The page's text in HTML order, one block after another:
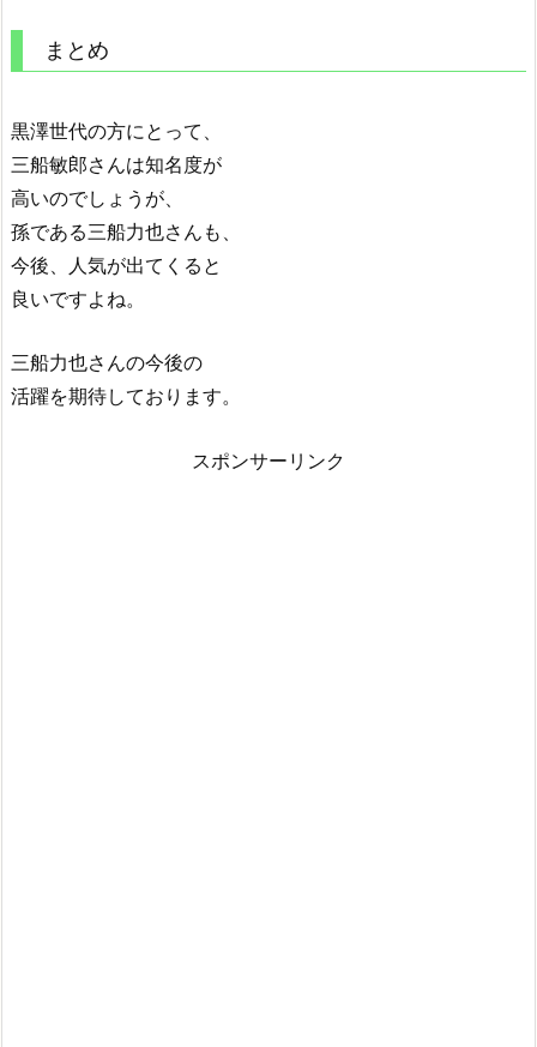
まとめ
黒澤世代の方にとって、
三船敏郎さんは知名度が
高いのでしょうが、
孫である三船力也さんも、
今後、人気が出てくると
良いですよね。
三船力也さんの今後の
活躍を期待しております。
スポンサーリンク